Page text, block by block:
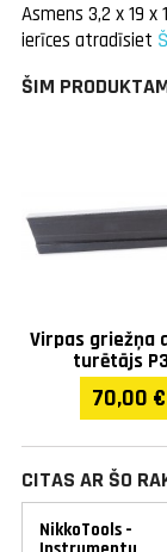
Asmens 3,2 x 19
ierīces atradīsiet
ŠIM
Virpas griežņa
turētājs
70,00 €
CITAS AR ŠO
NikkoTools -